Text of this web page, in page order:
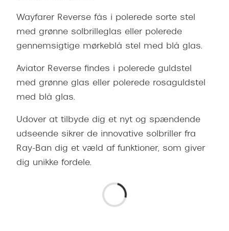
Wayfarer Reverse fås i polerede sorte stel
med grønne solbrilleglas eller polerede
gennemsigtige mørkeblå stel med blå glas.
Aviator Reverse findes i polerede guldstel
med grønne glas eller polerede rosaguldstel
med blå glas.
Udover at tilbyde dig et nyt og spændende
udseende sikrer de innovative solbriller fra
Ray-Ban dig et væld af funktioner, som giver
dig unikke fordele.